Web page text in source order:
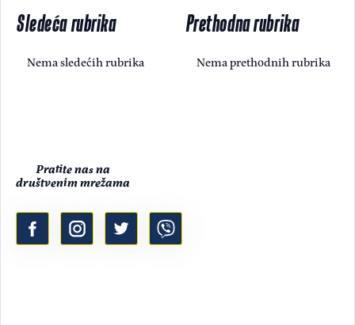
Sledeća rubrika
Nema sledećih rubrika
Prethodna rubrika
Nema prethodnih rubrika
Pratite nas na
društvenim mrežama